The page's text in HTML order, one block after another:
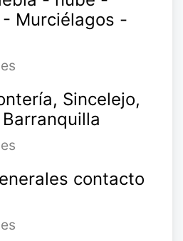
Murciélagos -
Sincelejo,
contacto